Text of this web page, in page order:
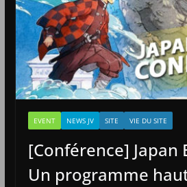
EVENT NEWS JV SITE VIE DU SITE
[Conférence] Japan
Un programme